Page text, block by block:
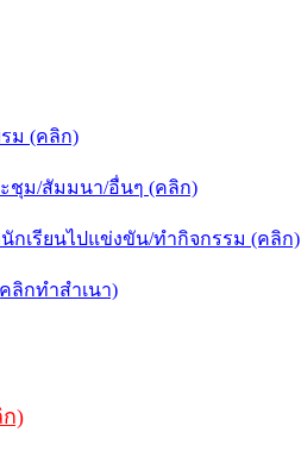
ม (คลิก)
ชุม/สัมมนา/อื่นๆ (คลิก)
เรียนไปแข่งขัน/ทำกิจกรรม (คลิก)
ลิกทำสำเนา)
)